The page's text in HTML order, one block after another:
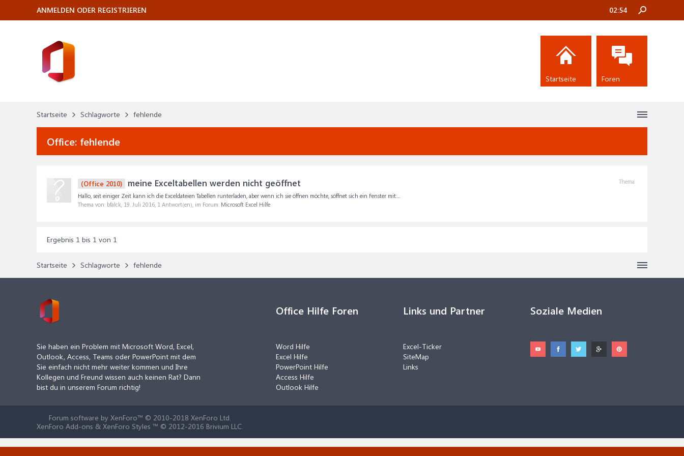
Startseite Schlagworte fehlende
Office: fehlende
Thema
(Office 2010) meine Exceltabellen werden nicht geöffnet
Hallo, seit einiger Zeit kann ich die Exceldateien Tabellen runterladen, aber wenn ich sie öffnen möchte, söffnet sich ein Fenster mit:...
Thema von: bfalck, 19. Juli 2016, 1 Antwort(en), im Forum: Microsoft Excel Hilfe
Ergebnis 1 bis 1 von 1
Startseite Schlagworte fehlende
ANMELDEN ODER REGISTRIEREN 02:54
Startseite Foren
Sie haben ein Problem mit Microsoft Word, Excel,
Outlook, Access, Teams oder PowerPoint mit dem
Sie einfach nicht mehr weiter kommen und Ihre
Kollegen und Freund wissen auch keinen Rat? Dann
bist du in unserem Forum richtig!
Office Hilfe Foren
Word Hilfe
Excel Hilfe
PowerPoint Hilfe
Access Hilfe
Outlook Hilfe
Links und Partner
Excel-Ticker
SiteMap
Links
Soziale Medien
Forum software by XenForo™ © 2010-2018 XenForo Ltd.
XenForo Add-ons & XenForo Styles ™ © 2012-2016 Brivium LLC.